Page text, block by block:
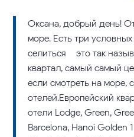
Оксана, добрый день!
море. Есть три
селиться – это так
квартал, самый самый
если смотреть на море,
отелей.Европейский
отели Lodge, Green,
Barcelona, Hanoi Golden